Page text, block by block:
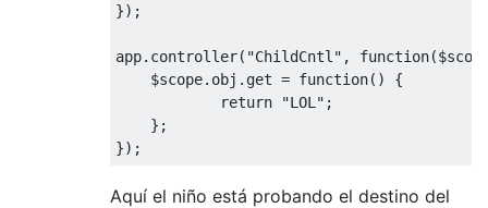
});
app. controller( "ChildCntl" , function(
    $scope
. obj . get = function()
{
return
"LOL" ;
};
});
Aquí el niño está probando el destino del